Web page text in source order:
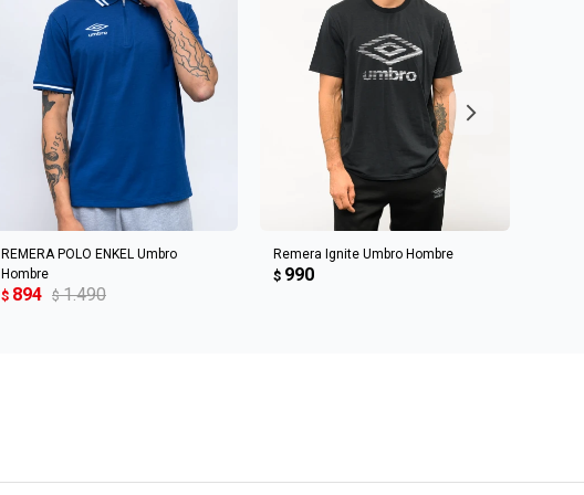
REMERA POLO ENKEL Umbro
Hombre
$ 894 $ 1.490
AGREGAR AL CARRITO
Remera Ignite Umbro Hombre
$ 990
AGREGAR AL CARRITO